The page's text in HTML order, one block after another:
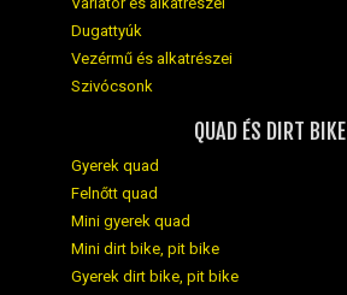
Dugattyúk
Vezérmű és alkatrészei
Szivócsonk
QUAD ÉS DIRT BIKE
Gyerek quad
Felnőtt quad
Mini gyerek quad
Mini dirt bike, pit bike
Gyerek dirt bike, pit bike